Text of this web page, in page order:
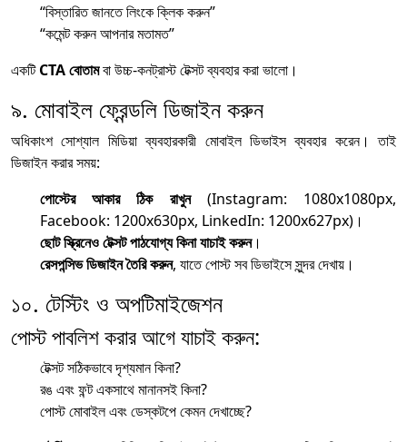
“বিস্তারিত জানতে লিংকে ক্লিক করুন”
“কমেন্ট করুন আপনার মতামত”
একটিCTA বোতামবা উচ্চ-কনট্রাস্ট টেক্সট ব্যবহার করা ভালো।
৯. মোবাইল ফ্রেন্ডলি ডিজাইন করুন
অধিকাংশ সোশ্যাল মিডিয়া ব্যবহারকারী মোবাইল ডিভাইস ব্যবহার করেন। তাই
ডিজাইন করার সময়:
পোস্টের আকার ঠিক রাখুন(Instagram: 1080x1080px,
Facebook: 1200x630px, LinkedIn: 1200x627px)।
ছোট স্ক্রিনেও টেক্সট পাঠযোগ্য কিনা যাচাই করুন।
রেসপন্সিভ ডিজাইন তৈরি করুন, যাতে পোস্ট সব ডিভাইসে সুন্দর দেখায়।
১০. টেস্টিং ও অপটিমাইজেশন
পোস্ট পাবলিশ করার আগে যাচাই করুন:
টেক্সট সঠিকভাবে দৃশ্যমান কিনা?
রঙ এবং ফন্ট একসাথে মানানসই কিনা?
পোস্ট মোবাইল এবং ডেস্কটপে কেমন দেখাচ্ছে?